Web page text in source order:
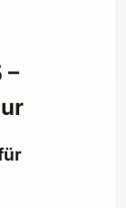
–